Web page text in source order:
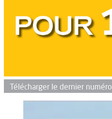
Télécharger le dernier numéro